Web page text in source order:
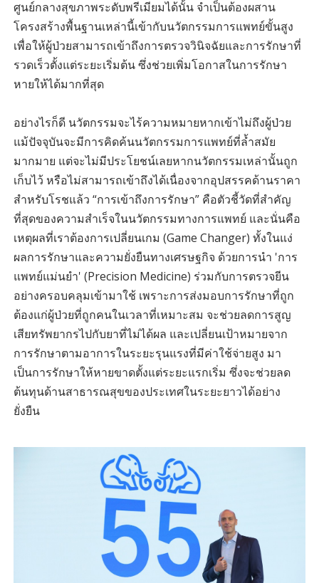
ศูนย์กลางสุขภาพระดับพรีเมียมได้นั้น จำเป็นต้องผสาน
โครงสร้างพื้นฐานเหล่านี้เข้ากับนวัตกรรมการแพทย์ขั้นสูง
เพื่อให้ผู้ป่วยสามารถเข้าถึงการตรวจวินิจฉัยและการรักษาที่
รวดเร็วตั้งแต่ระยะเริ่มต้น ซึ่งช่วยเพิ่มโอกาสในการรักษา
หายให้ได้มากที่สุด
อย่างไรก็ดี นวัตกรรมจะไร้ความหมายหากเข้าไม่ถึงผู้ป่วย
แม้ปัจจุบันจะมีการคิดค้นนวัตกรรมการแพทย์ที่ล้ำสมัย
มากมาย แต่จะไม่มีประโยชน์เลยหากนวัตกรรมเหล่านั้นถูก
เก็บไว้ หรือไม่สามารถเข้าถึงได้เนื่องจากอุปสรรคด้านราคา
สำหรับโรชแล้ว “การเข้าถึงการรักษา” คือตัวชี้วัดที่สำคัญ
ที่สุดของความสำเร็จในนวัตกรรมทางการแพทย์ และนั่นคือ
เหตุผลที่เราต้องการเปลี่ยนเกม (Game Changer) ทั้งในแง่
ผลการรักษาและความยั่งยืนทางเศรษฐกิจ ด้วยการนำ 'การ
แพทย์แม่นยำ' (Precision Medicine) ร่วมกับการตรวจยีน
อย่างครอบคลุมเข้ามาใช้ เพราะการส่งมอบการรักษาที่ถูก
ต้องแก่ผู้ป่วยที่ถูกคนในเวลาที่เหมาะสม จะช่วยลดการสูญ
เสียทรัพยากรไปกับยาที่ไม่ได้ผล และเปลี่ยนเป้าหมายจาก
การรักษาตามอาการในระยะรุนแรงที่มีค่าใช้จ่ายสูง มา
เป็นการรักษาให้หายขาดตั้งแต่ระยะแรกเริ่ม ซึ่งจะช่วยลด
ต้นทุนด้านสาธารณสุขของประเทศในระยะยาวได้อย่าง
ยั่งยืน